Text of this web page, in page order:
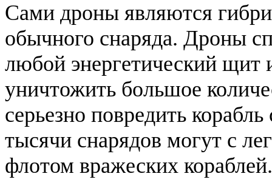
Сами дроны являются
обычного снаряда. Дроны
любой энергетический
уничтожить большое
серьезно повредить
тысячи снарядов могут с
флотом вражеских кораблей.